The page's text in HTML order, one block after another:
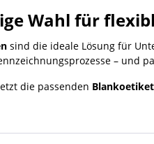
Wahl für
sind die ideale Lösung für
– und
die passenden